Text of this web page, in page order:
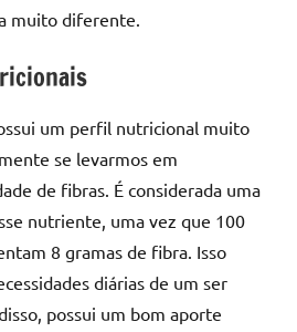
muito diferente.
um perfil nutricional muito
se levarmos em
de fibras. É considerada uma
nutriente, uma vez que 100
8 gramas de fibra. Isso
diárias de um ser
possui um bom aporte